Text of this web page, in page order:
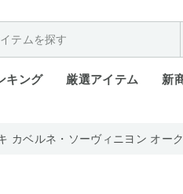
キング 厳選アイテム 新
カベルネ・ソーヴィニヨン オー